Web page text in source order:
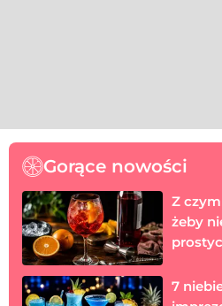
Gorące nowości
Z
żeby
7